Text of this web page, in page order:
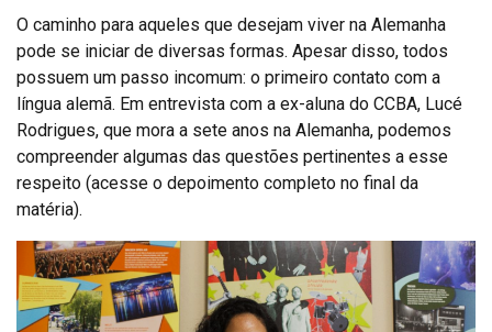
O caminho para aqueles que desejam viver na Alemanha
pode se iniciar de diversas formas. Apesar disso, todos
possuem um passo incomum: o primeiro contato com a
língua alemã. Em entrevista com a ex-aluna do CCBA, Lucé
Rodrigues, que mora a sete anos na Alemanha, podemos
compreender algumas das questões pertinentes a esse
respeito (acesse o depoimento completo no final da
matéria).